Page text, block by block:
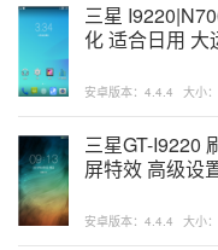
三星
化 适合日用 大
安卓版本：4.4.4 大小
三星GT-I9220
屏特效 高级设
安卓版本：4.4.4 大小